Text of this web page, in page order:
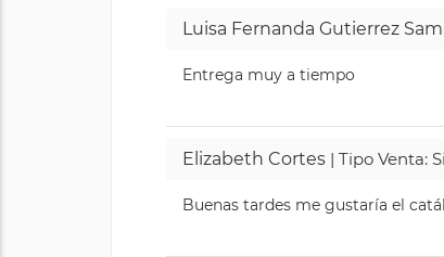
Luisa Fernanda Gutierrez
Entrega muy a tiempo
Elizabeth Cortes | Tipo Venta:
Buenas tardes me gustaría el